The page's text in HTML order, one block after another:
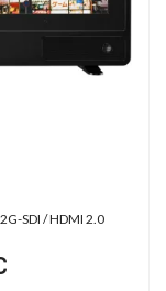
SDI / HDMI 2.0